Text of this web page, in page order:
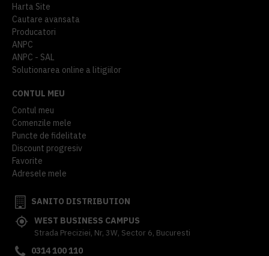
Harta Site
Cautare avansata
Producatori
ANPC
ANPC - SAL
Solutionarea online a litigiilor
CONTUL MEU
Contul meu
Comenzile mele
Puncte de fidelitate
Discount progresiv
Favorite
Adresele mele
SANITO DISTRIBUTION
WEST BUSINESS CAMPUS
Strada Preciziei, Nr, 3W, Sector 6, Bucuresti
0314 100 110